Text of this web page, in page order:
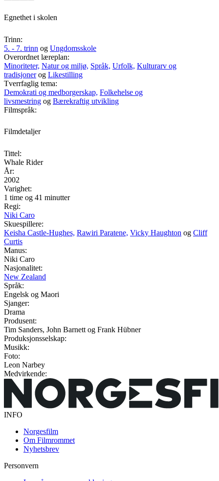
Egnethet i skolen
Trinn:
5. - 7. trinn og Ungdomsskole
Overordnet læreplan:
Minoriteter, Natur og miljø, Språk, Urfolk, Kulturarv og
tradisjonerog Likestilling
Tverrfaglig tema:
Demokrati og medborgerskap, Folkehelse og
livsmestring og Bærekraftig utvikling
Filmspråk:
Filmdetaljer
Tittel:
Whale Rider
År:
2002
Varighet:
1 time og 41 minutter
Regi:
Niki Caro
Skuespillere:
Keisha Castle-Hughes, Rawiri Paratene, Vicky Haughton og Cliff
Curtis
Manus:
Niki Caro
Nasjonalitet:
New Zealand
Språk:
Engelsk og Maori
Sjanger:
Drama
Produsent:
Tim Sanders, John Barnett og Frank Hübner
Produksjonsselskap:
Musikk:
Foto:
Leon Narbey
Medvirkende:
INFO
Norgesfilm
Om Filmrommet
Nyhetsbrev
Personvern